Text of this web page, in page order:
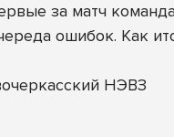
за матч
ошибок. Как
НЭВЗ